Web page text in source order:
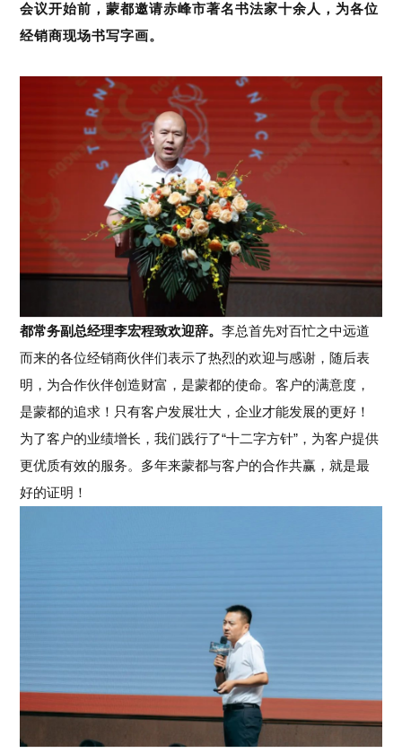
会议开始前，蒙都邀请赤峰市著名书法家十余人，为各位
经销商现场书写字画。
都常务副总经理李宏程致欢迎辞。李总首先对百忙之中远道
而来的各位经销商伙伴们表示了热烈的欢迎与感谢 ，随后表
明，为合作伙伴创造财富，是蒙都的使命。客户的满意度，
是蒙都的追求！只有客户发展壮大，企业才能发展的更好 ！
为了客户的业绩增长，我们践行了“十二字方针”，为客户提供
更优质有效的服务。多年来蒙都与客户的合作共赢，就是最
好的证明！